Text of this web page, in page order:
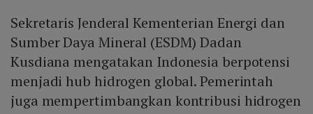
Sekretaris Jenderal Kementerian Energi dan
Sumber Daya Mineral (ESDM) Dadan
Kusdiana mengatakan Indonesia berpotensi
menjadi hub hidrogen global. Pemerintah
juga mempertimbangkan kontribusi hidrogen